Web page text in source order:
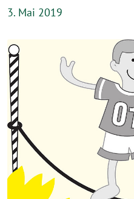
3. Mai 2019